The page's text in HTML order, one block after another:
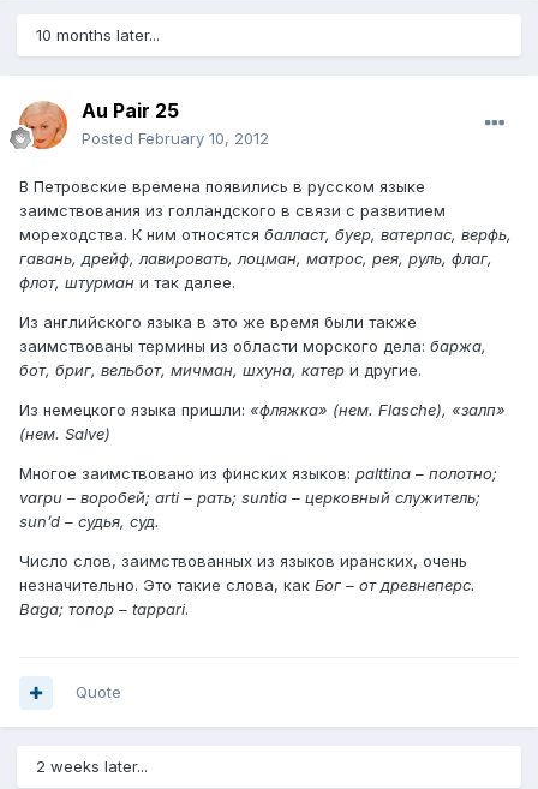
10 months later...
Au Pair 25
Posted February 10, 2012
В Петровские времена появились в русском языке
заимствования из голландского в связи с развитием
мореходства. К ним относятся балласт, буер, ватерпас, верфь,
гавань, дрейф, лавировать, лоцман, матрос, рея, руль, флаг,
флот, штурман и так далее.
Из английского языка в это же время были также
заимствованы термины из области морского дела: баржа,
бот, бриг, вельбот, мичман, шхуна, катер и другие.
Из немецкого языка пришли: «фляжка» (нем. Flasche), «залп»
(нем. Salve)
Многое заимствовано из финских языков: palttina – полотно;
varpu – воробей; arti – рать; suntia – церковный служитель;
sun’d – судья, суд.
Число слов, заимствованных из языков иранских, очень
незначительно. Это такие слова, как Бог – от древнеперс.
Baga; топор – tappari.
Quote
2 weeks later...